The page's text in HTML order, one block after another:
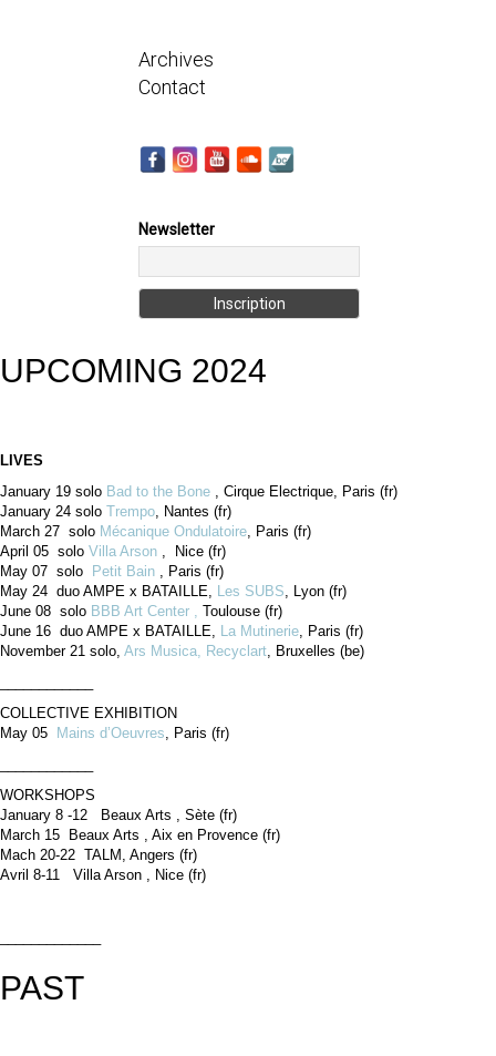
Archives
Contact
Newsletter
UPCOMING 2024
LIVES
January 19 solo Bad to the Bone , Cirque Electrique, Paris (fr)
January 24 solo Trempo , Nantes (fr)
March 27 solo Mécanique Ondulatoire , Paris (fr)
April 05 solo Villa Arson , Nice (fr)
May 07 solo Petit Bain , Paris (fr)
May 24 duo AMPE x BATAILLE, Les SUBS , Lyon (fr)
June 08 solo BBB Art Center ,
Toulouse (fr)
June 16 duo AMPE x BATAILLE, La Mutinerie , Paris (fr)
November 21 solo, Ars Musica, Recyclart , Bruxelles (be)
COLLECTIVE EXHIBITION
May 05 Mains d’Oeuvres , Paris (fr)
WORKSHOPS
January 8 -12 Beaux Arts , Sète (fr)
March 15 Beaux Arts , Aix en Provence (fr)
Mach 20-22 TALM, Angers (fr)
Avril 8-11 Villa Arson , Nice (fr)
PAST